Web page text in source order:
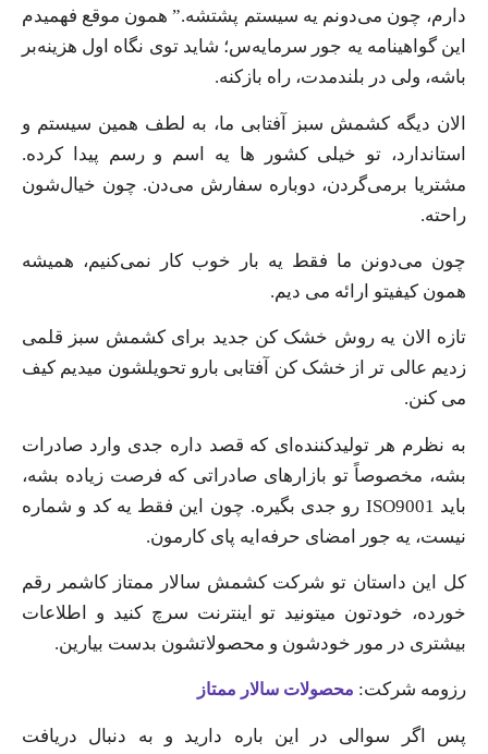
دارم، چون می‌دونم یه سیستم پشتشه.” همون موقع فهمیدم
این گواهینامه یه جور سرمایه‌س؛ شاید توی نگاه اول هزینه‌بر
باشه، ولی در بلندمدت، راه بازکنه.
الان دیگه کشمش سبز آفتابی ما، به لطف همین سیستم و
استاندارد، تو خیلی کشور ها یه اسم و رسم پیدا کرده.
مشتریا برمی‌گردن، دوباره سفارش می‌دن. چون خیال‌شون
راحته.
چون می‌دونن ما فقط یه بار خوب کار نمی‌کنیم، همیشه
همون کیفیتو ارائه می ‌دیم.
تازه الان یه روش خشک کن جدید برای کشمش سبز قلمی
زدیم عالی تر از خشک کن آفتابی بارو تحویلشون میدیم کیف
می کنن.
به نظرم هر تولیدکننده‌ای که قصد داره جدی وارد صادرات
بشه، مخصوصاً تو بازارهای صادراتی که فرصت زیاده بشه،
باید ISO9001 رو جدی بگیره. چون این فقط یه کد و شماره
نیست، یه جور امضای حرفه‌ایه پای کارمون.
کل این داستان تو شرکت کشمش سالار ممتاز کاشمر رقم
خورده، خودتون میتونید تو اینترنت سرچ کنید و اطلاعات
بیشتری در مور خودشون و محصولاتشون بدست بیارین.
رزومه شرکت: محصولات سالار ممتاز
پس اگر سوالی در این باره دارید و به دنبال دریافت